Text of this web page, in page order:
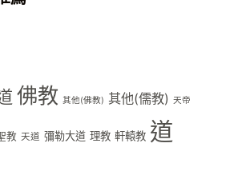
佛教 其他(佛教) 其他(儒教) 天帝
教 天道 彌勒大道 理教 軒轅教 道